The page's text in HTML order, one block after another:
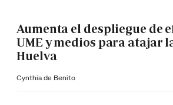
Aumenta el despliegue de
UME y medios para atajar
Huelva
Cynthia de Benito